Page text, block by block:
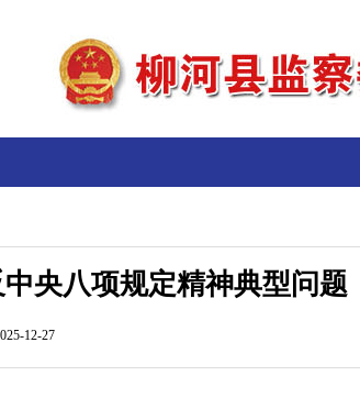
央八项规定精神典型问题
12-27